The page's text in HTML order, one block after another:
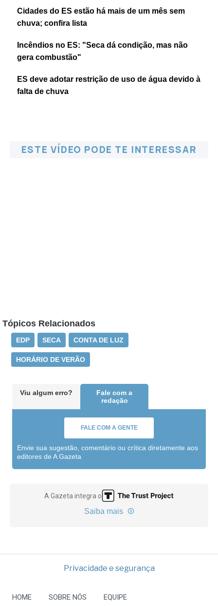
Cidades do ES estão há mais de um mês sem
chuva; confira lista
Incêndios no ES: "Seca dá condição, mas não
gera combustão"
ES deve adotar restrição de uso de água devido à
falta de chuva
ESTE VÍDEO PODE TE INTERESSAR
Tópicos Relacionados
EDP SECA CONTA DE LUZ
HORÁRIO DE VERÃO
Viu algum erro?
Fale com a
redação
FALE COM A GENTE
Envie sua sugestão, comentário ou crítica diretamente aos
editores de A Gazeta
A Gazeta integra o
Saiba mais
Privacidade e segurança
HOME SOBRE NÓS EQUIPE